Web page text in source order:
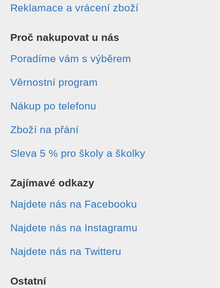
Reklamace a vrácení zboží
Proč nakupovat u nás
Poradíme vám s výběrem
Věrnostní program
Nákup po telefonu
Zboží na přání
Sleva 5 % pro školy a školky
Zajímavé odkazy
Najdete nás na Facebooku
Najdete nás na Instagramu
Najdete nás na Twitteru
Ostatní